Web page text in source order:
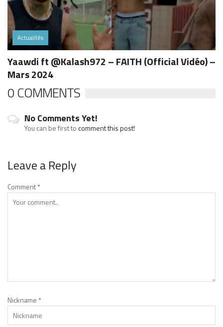
Actualités
Yaawdi ft @Kalash972 – FAITH (Official Vidéo) –
Mars 2024
0 COMMENTS
No Comments Yet!
You can be first tocomment this post!
Leave a Reply
Comment*
Nickname *